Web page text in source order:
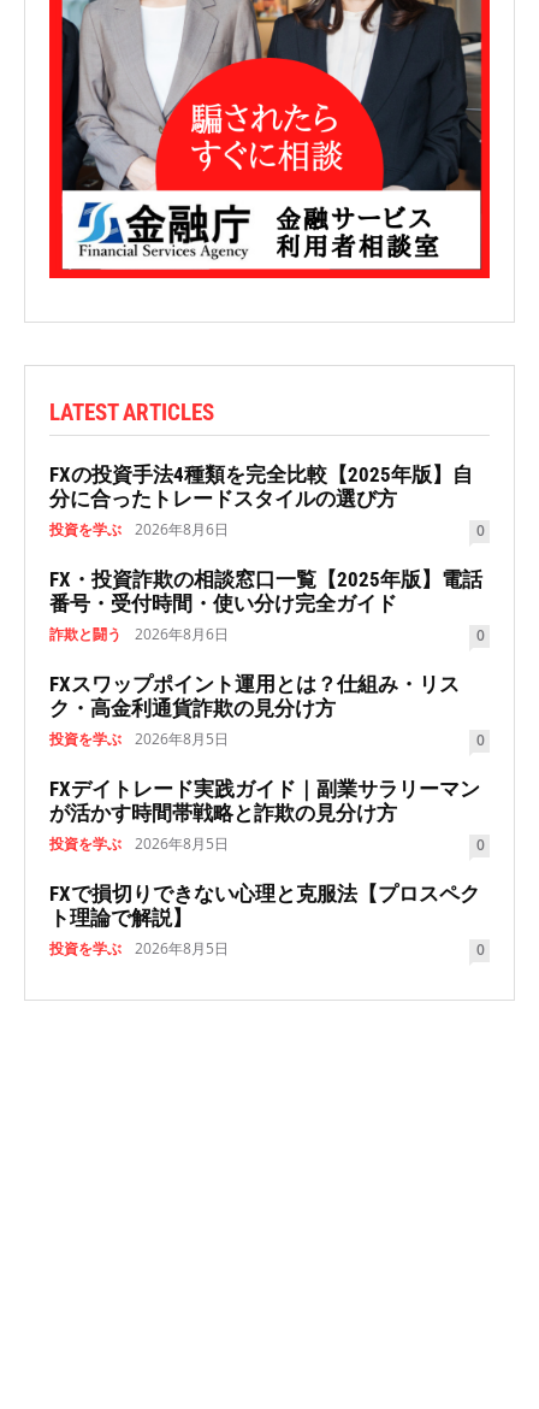
LATEST ARTICLES
FXの投資手法4種類を完全比較【2025年版】自
分に合ったトレードスタイルの選び方
投資を学ぶ 2026年8月6日 0
FX・投資詐欺の相談窓口一覧【2025年版】電話
番号・受付時間・使い分け完全ガイド
詐欺と闘う 2026年8月6日 0
FXスワップポイント運用とは？仕組み・リス
ク・高金利通貨詐欺の見分け方
投資を学ぶ 2026年8月5日 0
FXデイトレード実践ガイド｜副業サラリーマン
が活かす時間帯戦略と詐欺の見分け方
投資を学ぶ 2026年8月5日 0
FXで損切りできない心理と克服法【プロスペク
ト理論で解説】
投資を学ぶ 2026年8月5日 0